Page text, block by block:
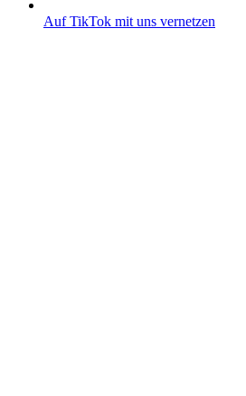
Auf TikTok mit uns vernetzen